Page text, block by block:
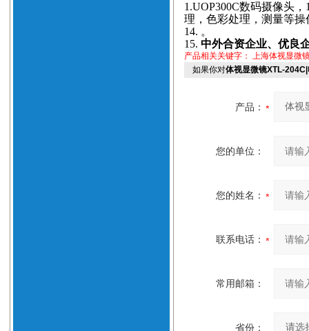
1.UOP300C数码摄像头
理， 色彩处理，测量等操
14. 。
15. 中外合资企业、优良
产品相关关键字： 上海体视显微
如果你对体视显微镜XTL-
产品：
您的单位：
您的姓名：
联系电话：
常用邮箱：
省份：